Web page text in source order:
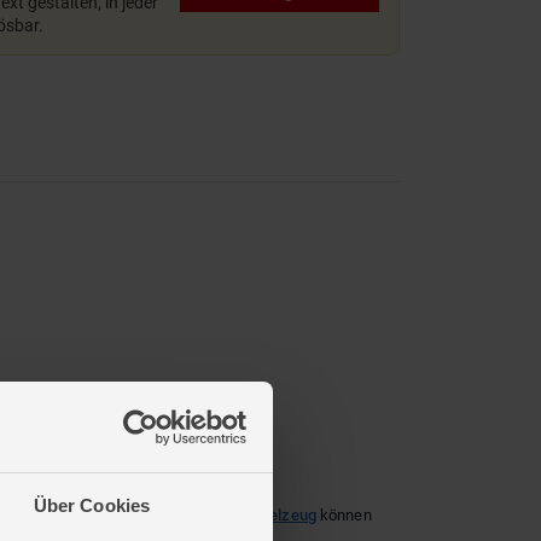
Über Cookies
genießen. Mit unserem Sandspielzeug können